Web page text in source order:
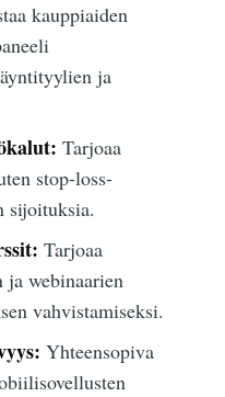
kauppiaiden
ja
Tarjoaa
stop-loss-
sijoituksia.
Tarjoaa
ja webinaarien
vahvistamiseksi.
Yhteensopiva